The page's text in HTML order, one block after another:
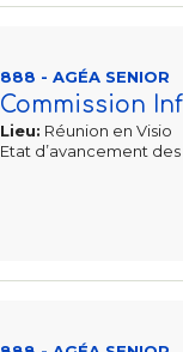
888 - AGÉA SENIOR
Commission
Lieu: Réunion en Visio
Etat d’avancement